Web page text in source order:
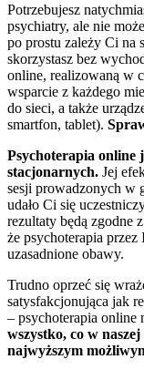
Potrzebujesz
psychiatry, ale nie
po prostu zależy Ci na
skorzystasz bez
online, realizowaną w
wsparcie z każdego
do sieci, a także
smartfon, tablet).
Psychoterapia online
stacjonarnych. Jej
sesji prowadzonych w
udało Ci się
rezultaty będą zgodne
że psychoterapia przez
uzasadnione obawy.
Trudno oprzeć się
satysfakcjonująca jak
– psychoterapia online
wszystko, co w
najwyższym